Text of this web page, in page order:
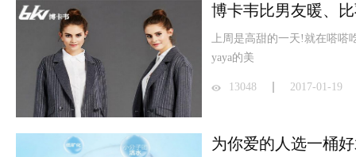
博卡韦比男友暖、
上周是高甜的一天!就在嗒嗒
yaya的美
13048 2017-01-19